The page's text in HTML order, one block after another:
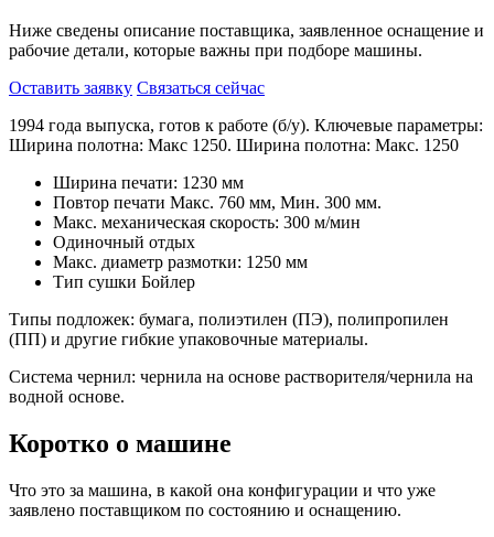
Ниже сведены описание поставщика, заявленное оснащение и
рабочие детали, которые важны при подборе машины.
Оставить заявку Связаться сейчас
1994 года выпуска, готов к работе (б/у). Ключевые параметры:
Ширина полотна: Макс 1250. Ширина полотна: Макс. 1250
Ширина печати: 1230 мм
Повтор печати Макс. 760 мм, Мин. 300 мм.
Макс. механическая скорость: 300 м/мин
Одиночный отдых
Макс. диаметр размотки: 1250 мм
Тип сушки Бойлер
Типы подложек: бумага, полиэтилен (ПЭ), полипропилен
(ПП) и другие гибкие упаковочные материалы.
Система чернил: чернила на основе растворителя/чернила на
водной основе.
Коротко о машине
Что это за машина, в какой она конфигурации и что уже
заявлено поставщиком по состоянию и оснащению.